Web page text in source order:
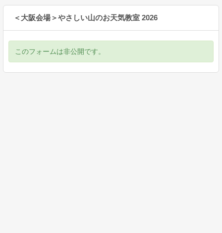
＜大阪会場＞やさしい山のお天気教室 2026
このフォームは非公開です。